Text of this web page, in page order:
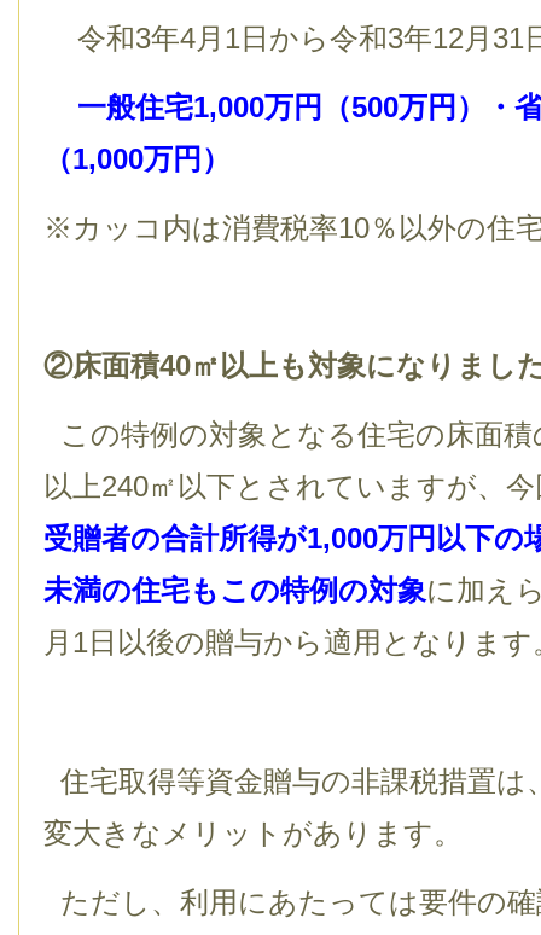
令和3年4月1日から令和3年12月31
一般住宅1,000万円（500万円）・
（1,000万円）
※カッコ内は消費税率10％以外の住
②床面積40㎡以上も対象になりまし
この特例の対象となる住宅の床面
以上240㎡以下とされていますが、
受贈者の合計所得が1,000万円以下の
未満の住宅もこの特例の対象に加え
月1日以後の贈与から適用となります
住宅取得等資金贈与の非課税措置
変大きなメリットがあります。
ただし、利用にあたっては要件の